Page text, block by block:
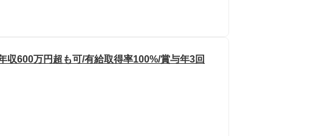
収600万円超も可/有給取得率100%/賞与年3回